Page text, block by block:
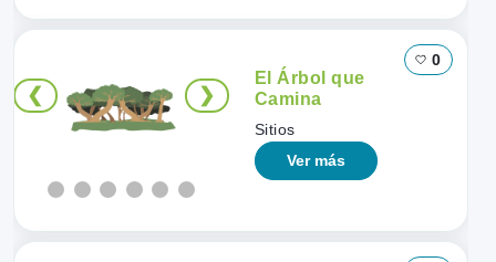
❮ ❯
El Árbol que
Camina
Sitios
Ver más
0